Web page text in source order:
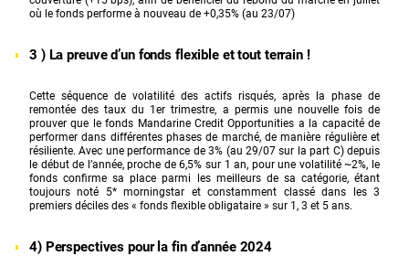
où le fonds performe à nouveau de +0,35% (au 23/07)
3 ) La preuve d’un fonds flexible et tout terrain !
Cette séquence de volatilité des actifs risqués, après la phase de
remontée des taux du 1er trimestre, a permis une nouvelle fois de
prouver que le fonds Mandarine Credit Opportunities a la capacité de
performer dans différentes phases de marché, de manière régulière et
résiliente. Avec une performance de 3% (au 29/07 sur la part C) depuis
le début de l’année, proche de 6,5% sur 1 an, pour une volatilité ~2%, le
fonds confirme sa place parmi les meilleurs de sa catégorie, étant
toujours noté 5* morningstar et constamment classé dans les 3
premiers déciles des « fonds flexible obligataire » sur 1, 3 et 5 ans.
4) Perspectives pour la fin d’année 2024